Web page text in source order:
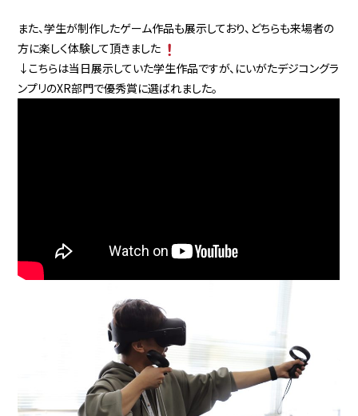
また、学生が制作したゲーム作品も展示しており、どちらも来場者の
方に楽しく体験して頂きました
↓こちらは当日展示していた学生作品ですが、にいがたデジコングラ
ンプリのXR部門で優秀賞に選ばれました。